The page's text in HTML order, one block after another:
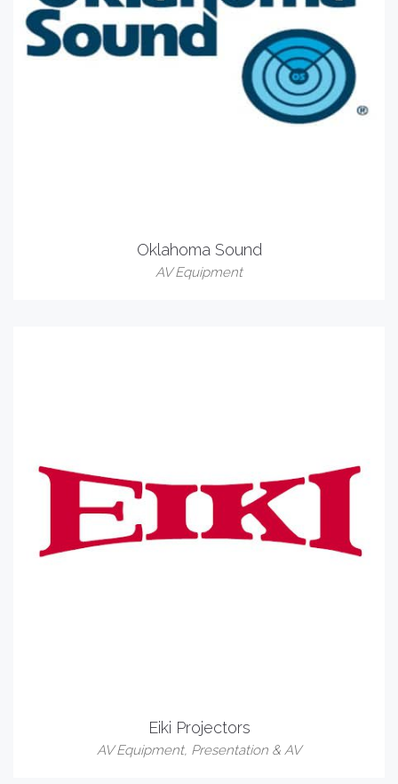
Oklahoma Sound
AV Equipment
Eiki Projectors
AV Equipment, Presentation & AV